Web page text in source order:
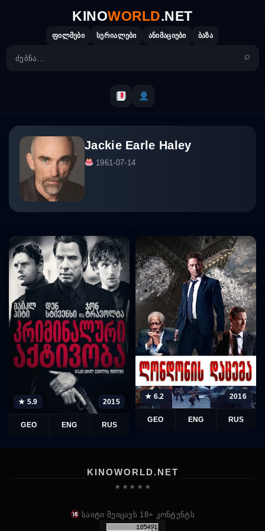
KINOWORLD.NET
ფილმები სერიალები ანიმაციები ბაზა
Jackie Earle Haley
1961-07-14
★ 5.9 2015
GEO ENG RUS
★ 6.2 2016
GEO ENG RUS
KINOWORLD.NET
★ ★ ★ ★ ★
საიტი შეიცავს 18+ კონტენტს